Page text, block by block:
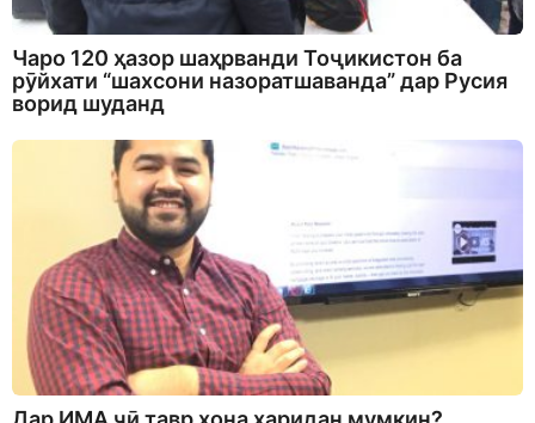
Чаро 120 ҳазор шаҳрванди Тоҷикистон ба
рӯйхати “шахсони назоратшаванда” дар Русия
ворид шуданд